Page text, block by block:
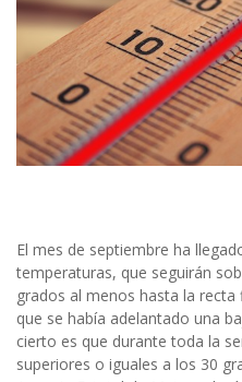
El mes de septiembre ha
temperaturas, que seguirán
grados al menos hasta la
que se había adelantado una
cierto es que durante toda la
superiores o iguales a los 30